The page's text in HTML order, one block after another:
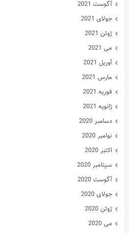
نوامبر 2020
اکتبر 2020
سپتامبر 2020
آگوست 2020
جولای 2020
ژوئن 2020
می 2020
آوریل 2020
مارس 2020
فوریه 2020
ژانویه 2020
فوریه 2019